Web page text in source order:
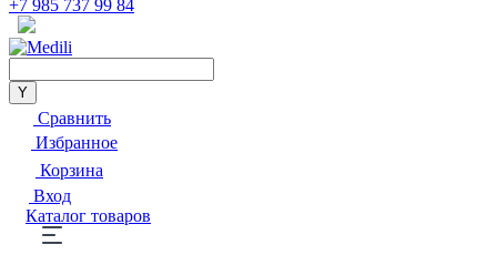
+7 985 737 99 84
Сравнить
Избранное
Корзина
Вход
Каталог товаров